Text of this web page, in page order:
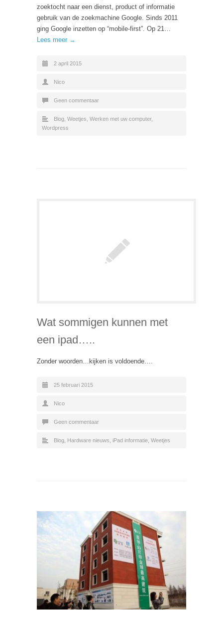
zoektocht naar een dienst, product of informatie
gebruik van de zoekmachine Google. Sinds 2011
ging Google inzetten op “mobile-first”. Op 21…
Lees meer →
2 april 2015
Nico
Geen commentaar
Blog Weetjes Werken met uw computer,
Wordpress
Wat sommigen kunnen met
een ipad…..
Zonder woorden…kijken is voldoende….
25 februari 2015
Nico
Geen commentaar
Blog Hardware nieuws iPad informatie Weetjes